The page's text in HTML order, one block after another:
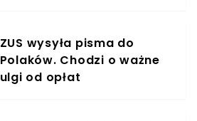
ZUS wysyła pisma do
Polaków. Chodzi o ważne
ulgi od opłat